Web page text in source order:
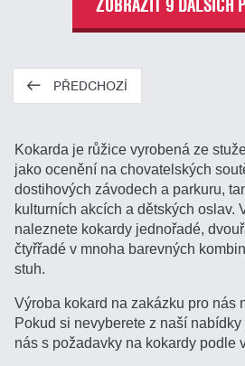
PŘEDCHOZÍ
Kokarda je růžice vyrobená ze
jako ocenění na chovatelských
dostihových závodech a parkuru,
kulturních akcích a dětských oslav.
naleznete kokardy jednořadé,
čtyřřadé v mnoha barevných
stuh.
Výroba kokard na zakázku pro nás
Pokud si nevyberete z naší
nás s požadavky na kokardy podle